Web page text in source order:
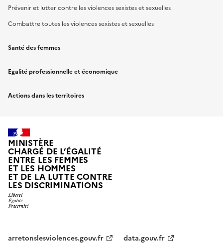
Prévenir et lutter contre les violences sexistes et sexuelles
Combattre toutes les violences sexistes et sexuelles
Santé des femmes
Egalité professionnelle et économique
Actions dans les territoires
MINISTÈRE
CHARGÉ DE L’ÉGALITÉ
ENTRE LES FEMMES
ET LES HOMMES
ET DE LA LUTTE CONTRE
LES DISCRIMINATIONS
arretonslesviolences.gouv.fr data.gouv.fr